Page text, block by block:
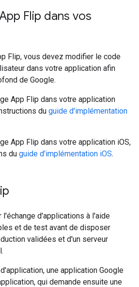
Flip dans vos
Flip, vous devez modifier le code
dans votre application afin
de Google.
App Flip dans votre application
du guide d'implémentation
App Flip dans votre application iOS,
du guide d'implémentation iOS.
d'applications à l'aide
et de test avant de disposer
validées et d'un serveur
une application Google
qui demande ensuite une